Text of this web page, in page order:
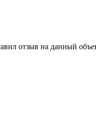
отзыв на данный